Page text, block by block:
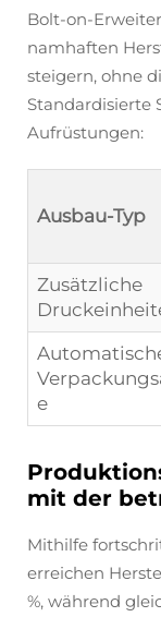
Bolt-on-
namhaften
steigern, ohne
Standardisierte
Aufrüstungen:
Ausbau-Typ
Zusätzliche
e
mit der
Mithilfe
erreichen
%, während